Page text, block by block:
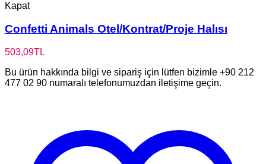
Kapat
Confetti Animals Otel/Kontrat/Proje Halısı
503,09TL
Bu ürün hakkında bilgi ve sipariş için lütfen bizimle +90 212
477 02 90 numaralı telefonumuzdan iletişime geçin.